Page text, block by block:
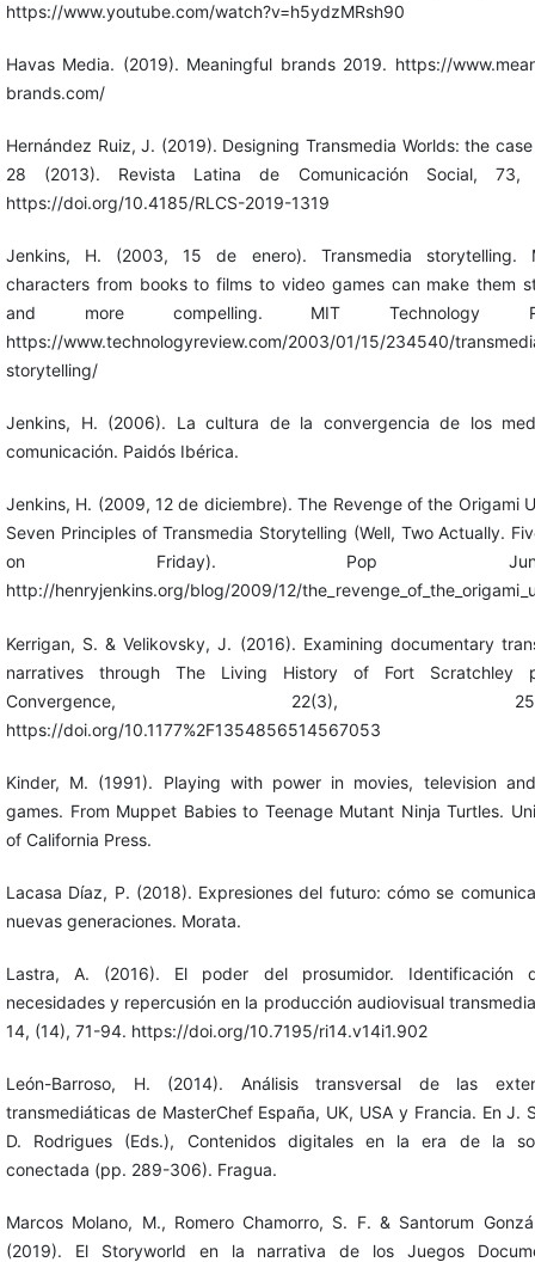
https://www.youtube.com/watch?v=h5ydzMRsh90
Havas Media. (2019). Meaningful brands 2019. https://
brands.com/
Hernández Ruiz, J. (2019). Designing Transmedia Worlds: the
28 (2013). Revista Latina de Comunicación Social, 73,
https://doi.org/10.4185/RLCS-2019-1319
Jenkins, H. (2003, 15 de enero). Transmedia storytelling.
characters from books to films to video games can make them
and more compelling. MIT Technology
https://www.technologyreview.com/2003/01/15/234540/
storytelling/
Jenkins, H. (2006). La cultura de la convergencia de los
comunicación. Paidós Ibérica.
Jenkins, H. (2009, 12 de diciembre). The Revenge of the Origami
Seven Principles of Transmedia Storytelling (Well, Two Actually.
on Friday). Pop
http://henryjenkins.org/blog/2009/12/
Kerrigan, S. & Velikovsky, J. (2016). Examining documentary
narratives through The Living History of Fort Scratchley
Convergence, 22(3), 250-
https://doi.org/10.1177%2F1354856514567053
Kinder, M. (1991). Playing with power in movies, television
games. From Muppet Babies to Teenage Mutant Ninja Turtles.
of California Press.
Lacasa Díaz, P. (2018). Expresiones del futuro: cómo se
nuevas generaciones. Morata.
Lastra, A. (2016). El poder del prosumidor. Identificación
necesidades y repercusión en la producción audiovisual
14, (14), 71-94. https://doi.org/10.7195/ri14.v14i1.902
León-Barroso, H. (2014). Análisis transversal de las
transmediáticas de MasterChef España, UK, USA y Francia. En J.
D. Rodrigues (Eds.), Contenidos digitales en la era de la
conectada (pp. 289-306). Fragua.
Marcos Molano, M., Romero Chamorro, S. F. & Santorum
(2019). El Storyworld en la narrativa de los Juegos